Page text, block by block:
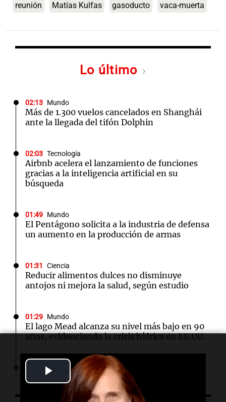
Play
Video
reunión Matías Kulfas gasoducto vaca-muerta
Lo último
02:13 Mundo
Más de 1.300 vuelos cancelados en Shanghái
ante la llegada del tifón Dolphin
02:03 Tecnología
Airbnb acelera el lanzamiento de funciones
gracias a la inteligencia artificial en su
búsqueda
01:49 Mundo
El Pentágono solicita a la industria de defensa
un aumento en la producción de armas
01:31 Ciencia
Reducir alimentos dulces no disminuye
antojos ni mejora la salud, según estudio
01:29 Mundo
El lago Mead alcanza su nivel más bajo en 90
años, evidenciando la crisis hídrica en EE.UU.
Clima
Clima en Salta: cómo estará el tiempo este
domingo 9 de agosto